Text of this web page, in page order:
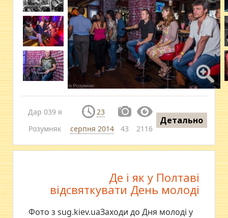
Дар 039 я
Розумняк
23
серпня 2014
43 2116
Детально
Де і як у Полтаві
відсвяткувати День молоді
Фото з sug.kiev.uaЗаходи до Дня молоді у